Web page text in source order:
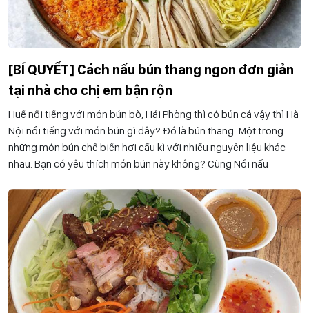
[BÍ QUYẾT] Cách nấu bún thang ngon đơn giản
tại nhà cho chị em bận rộn
Huế nổi tiếng với món bún bò, Hải Phòng thì có bún cá vậy thì Hà
Nội nổi tiếng với món bún gì đây? Đó là bún thang. Một trong
những món bún chế biến hơi cầu kì với nhiều nguyên liệu khác
nhau. Bạn có yêu thích món bún này không? Cùng Nồi nấu